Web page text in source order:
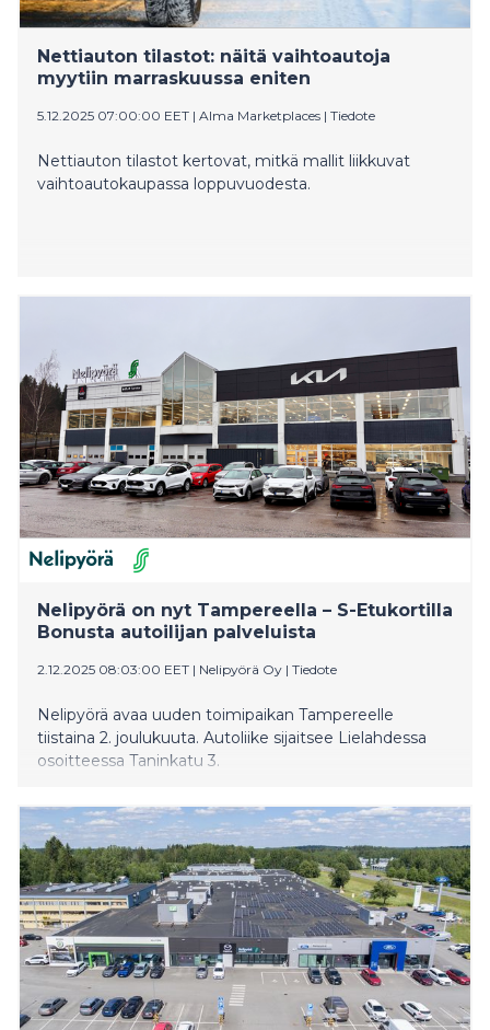
Nettiauton tilastot: näitä vaihtoautoja
myytiin marraskuussa eniten
5.12.2025 07:00:00 EET | Alma Marketplaces | Tiedote
Nettiauton tilastot kertovat, mitkä mallit liikkuvat
vaihtoautokaupassa loppuvuodesta.
Nelipyörä on nyt Tampereella – S-Etukortilla
Bonusta autoilijan palveluista
2.12.2025 08:03:00 EET | Nelipyörä Oy | Tiedote
Nelipyörä avaa uuden toimipaikan Tampereelle
tiistaina 2. joulukuuta. Autoliike sijaitsee Lielahdessa
osoitteessa Taninkatu 3.